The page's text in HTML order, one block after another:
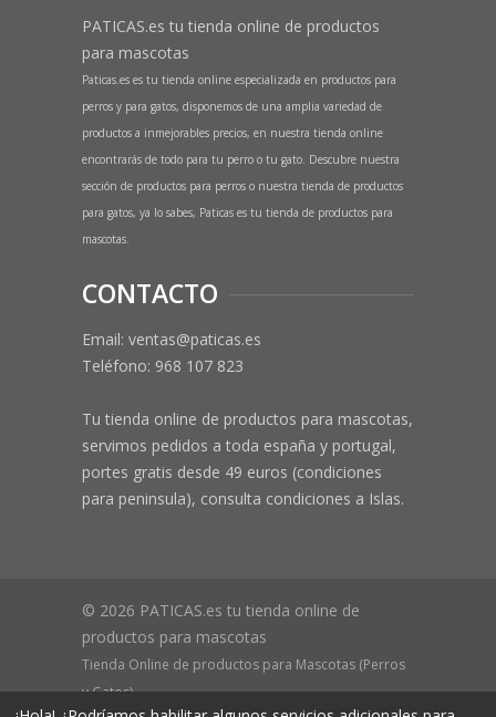
PATICAS.es tu tienda online de productos
para mascotas
Paticas.es es tu tienda online especializada en productos para
perros y para gatos, disponemos de una amplia variedad de
productos a inmejorables precios, en nuestra tienda online
encontrarás de todo para tu perro o tu gato. Descubre nuestra
sección de productos para perros o nuestra tienda de productos
para gatos, ya lo sabes, Paticas es tu tienda de productos para
mascotas.
CONTACTO
Email: ventas@paticas.es
Teléfono: 968 107 823
Tu tienda online de productos para mascotas,
servimos pedidos a toda españa y portugal,
portes gratis desde 49 euros (condiciones
para peninsula), consulta condiciones a Islas.
© 2026 PATICAS.es tu tienda online de
productos para mascotas
Tienda Online de productos para Mascotas (Perros
y Gatos)